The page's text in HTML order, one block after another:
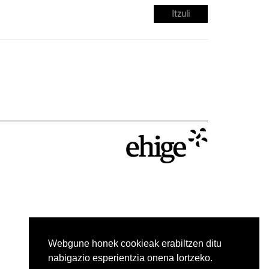
Webgune honek cookieak erabiltzen ditu
nabigazio esperientzia onena lortzeko.
Itzuli